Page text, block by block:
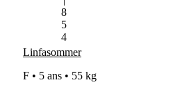
8
5
4
Linfasommer
F • 5 ans • 55 kg